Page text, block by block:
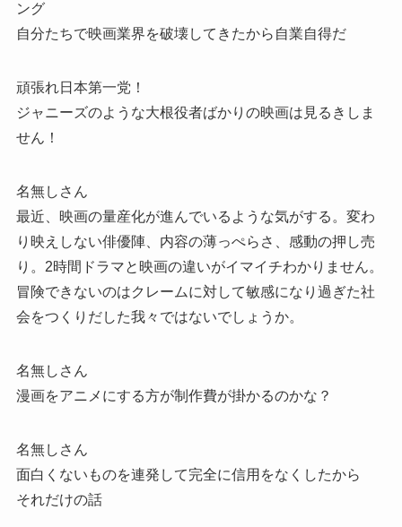
ング
自分たちで映画業界を破壊してきたから自業自得だ
頑張れ日本第一党！
ジャニーズのような大根役者ばかりの映画は見るきしま
せん！
名無しさん
最近、映画の量産化が進んでいるような気がする。変わ
り映えしない俳優陣、内容の薄っぺらさ、感動の押し売
り。2時間ドラマと映画の違いがイマイチわかりません。
冒険できないのはクレームに対して敏感になり過ぎた社
会をつくりだした我々ではないでしょうか。
名無しさん
漫画をアニメにする方が制作費が掛かるのかな？
名無しさん
面白くないものを連発して完全に信用をなくしたから
それだけの話